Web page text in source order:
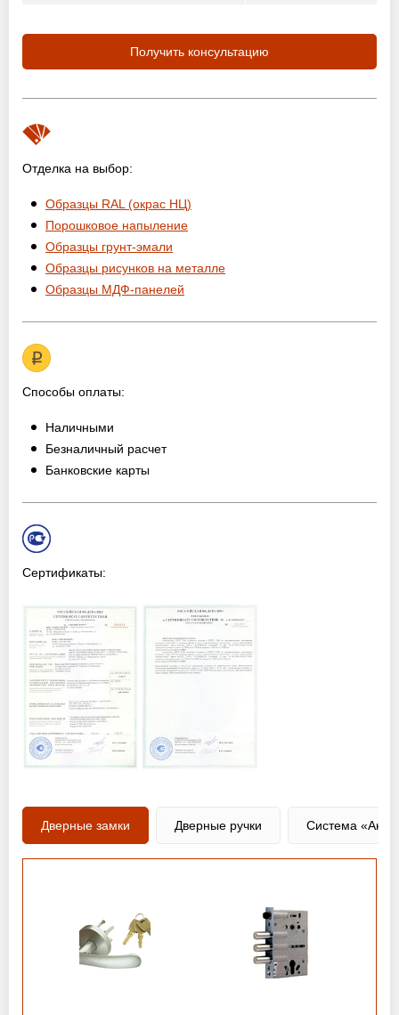
Получить консультацию
Отделка на выбор:
Образцы RAL (окрас НЦ)
Порошковое напыление
Образцы грунт-эмали
Образцы рисунков на металле
Образцы МДФ-панелей
Способы оплаты:
Наличными
Безналичный расчет
Банковские карты
Сертификаты:
Дверные замки Дверные ручки Система